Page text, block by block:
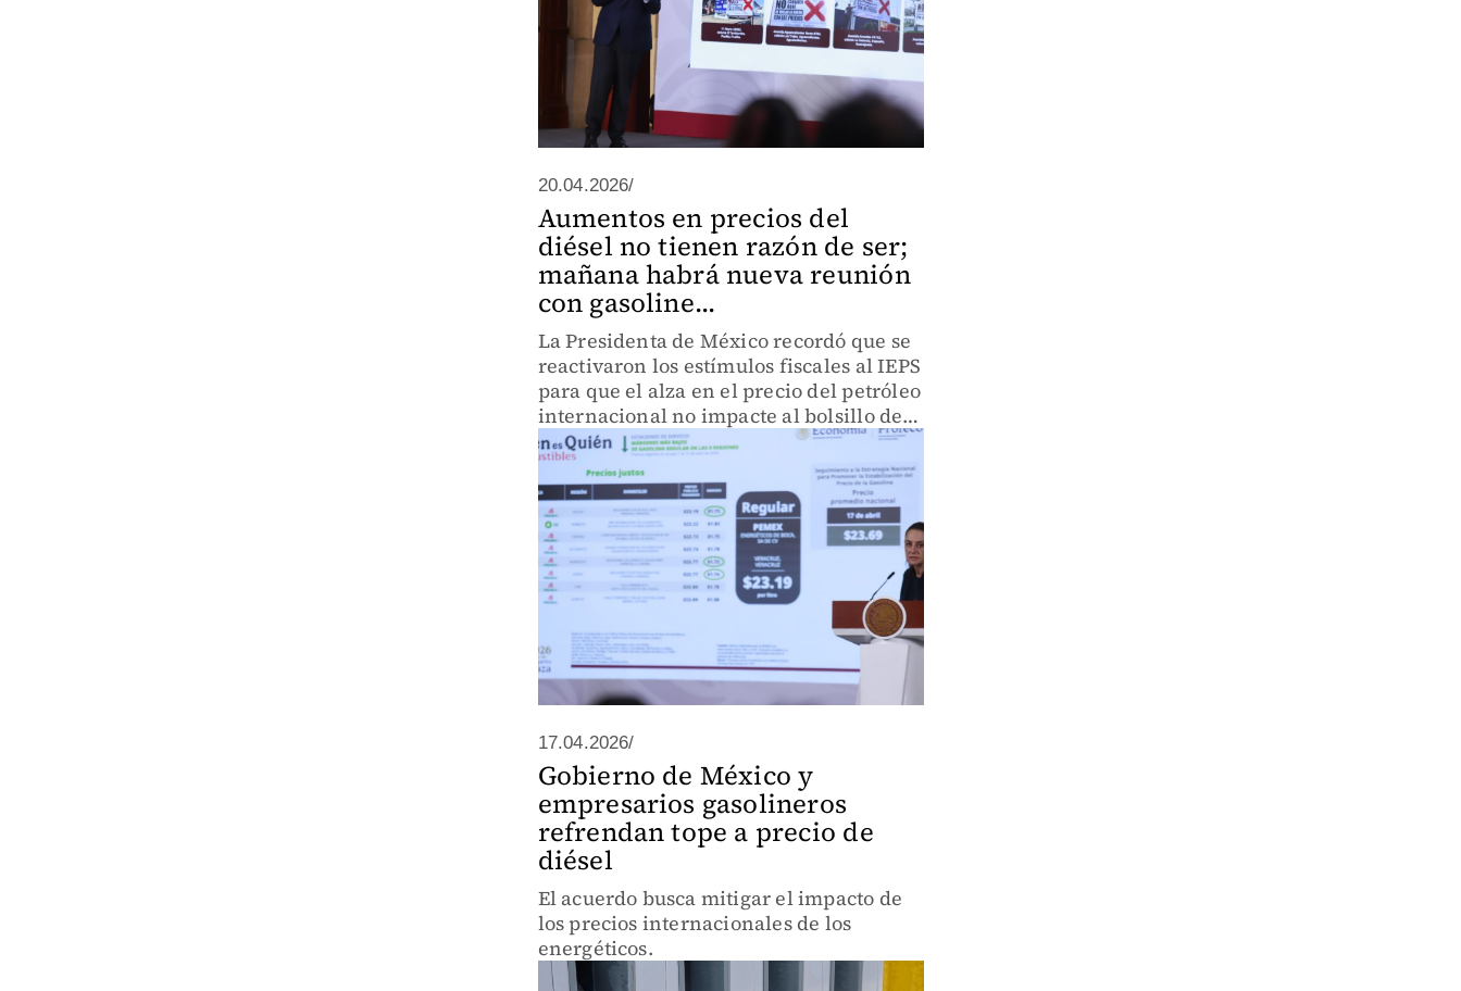
20.04.2026/
Aumentos en precios del
diésel no tienen razón de ser;
mañana habrá nueva reunión
con gasoline...
La Presidenta de México recordó que se
reactivaron los estímulos fiscales al IEPS
para que el alza en el precio del petróleo
internacional no impacte al bolsillo de
los consumidores.
17.04.2026/
Gobierno de México y
empresarios gasolineros
refrendan tope a precio de
diésel
El acuerdo busca mitigar el impacto de
los precios internacionales de los
energéticos.